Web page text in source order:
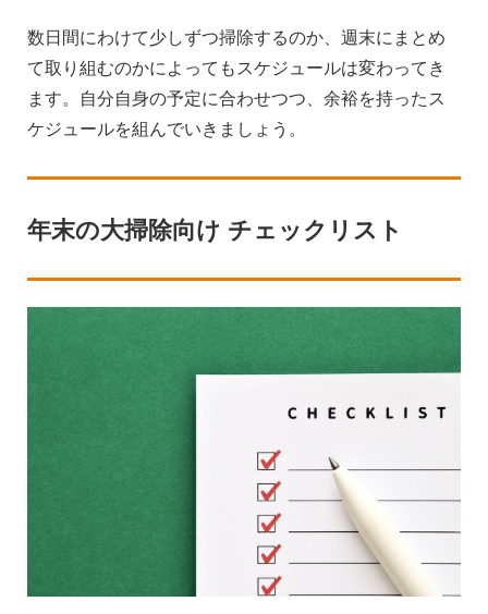
数日間にわけて少しずつ掃除するのか、週末にまとめ
て取り組むのかによってもスケジュールは変わってき
ます。自分自身の予定に合わせつつ、余裕を持ったス
ケジュールを組んでいきましょう。
年末の大掃除向け チェックリスト